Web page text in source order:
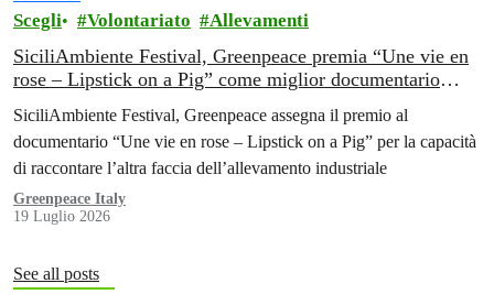
Scegli Volontariato Allevamenti
SiciliAmbiente Festival, Greenpeace premia “Une vie en
rose – Lipstick on a Pig” come miglior documentario
degli allevamenti intensivi»
SiciliAmbiente Festival, Greenpeace assegna il premio al
documentario “Une vie en rose – Lipstick on a Pig” per la capacità
di raccontare l’altra faccia dell’allevamento industriale
Greenpeace Italy
19 Luglio 2026
See all posts